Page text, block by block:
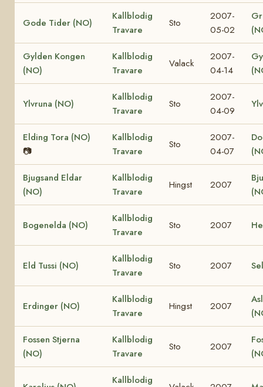
Gode Tider (NO)
Kallblodig
Travare
Sto
2007-
05-02
Gylden Kongen
(NO)
Kallblodig
Travare
Valack
2007-
04-14
Ylvruna (NO)
Kallblodig
Travare
Sto
2007-
04-09
Elding Tora (NO)
📷
Kallblodig
Travare
Sto
2007-
04-07
Bjugsand Eldar
(NO)
Kallblodig
Travare
Hingst 2007
Bogenelda (NO)
Kallblodig
Travare
Sto 2007
Eld Tussi (NO)
Kallblodig
Travare
Sto 2007
Erdinger (NO)
Kallblodig
Travare
Hingst 2007
Fossen Stjerna
(NO)
Kallblodig
Travare
Sto 2007
Kallblodig